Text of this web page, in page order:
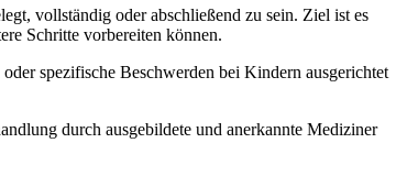
vollständig oder abschließend zu sein. Ziel ist es
Schritte vorbereiten können.
spezifische Beschwerden bei Kindern ausgerichtet
durch ausgebildete und anerkannte Mediziner